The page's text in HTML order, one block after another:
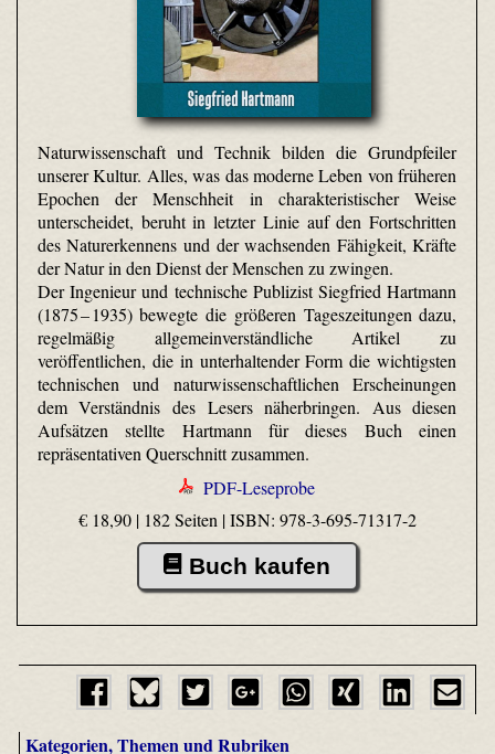
Naturwissenschaft und Technik bilden die Grundpfeiler
unserer Kultur. Alles, was das moderne Leben von früheren
Epochen der Menschheit in charakteristischer Weise
unterscheidet, beruht in letzter Linie auf den Fortschritten
des Naturerkennens und der wachsenden Fähigkeit, Kräfte
der Natur in den Dienst der Menschen zu zwingen.
Der Ingenieur und technische Publizist Siegfried Hartmann
(1875 – 1935) bewegte die größeren Tageszeitungen dazu,
regelmäßig allgemeinverständliche Artikel zu
veröffentlichen, die in unterhaltender Form die wichtigsten
technischen und naturwissenschaftlichen Erscheinungen
dem Verständnis des Lesers näherbringen. Aus diesen
Aufsätzen stellte Hartmann für dieses Buch einen
repräsentativen Querschnitt zusammen.
PDF-Leseprobe
€ 18,90 | 182 Seiten |ISBN: 978-3-695-71317-2
Buch kaufen
Kategorien, Themen und Rubriken